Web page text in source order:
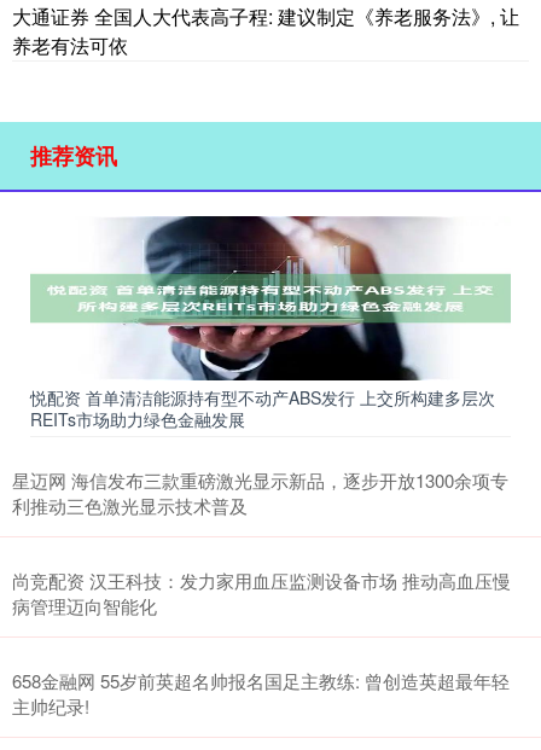
大通证券 全国人大代表高子程: 建议制定《养老服务法》, 让
养老有法可依
推荐资讯
悦配资 首单清洁能源持有型不动产ABS发行 上交所构建多层次
REITs市场助力绿色金融发展
星迈网 海信发布三款重磅激光显示新品，逐步开放1300余项专
利推动三色激光显示技术普及
尚竞配资 汉王科技：发力家用血压监测设备市场 推动高血压慢
病管理迈向智能化
658金融网 55岁前英超名帅报名国足主教练: 曾创造英超最年轻
主帅纪录!